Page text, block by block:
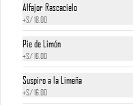
Alfajor Rascacielo
+S/ 18.00
Pie de Limón
+S/ 16.00
Suspiro a la Limeña
+S/ 16.00